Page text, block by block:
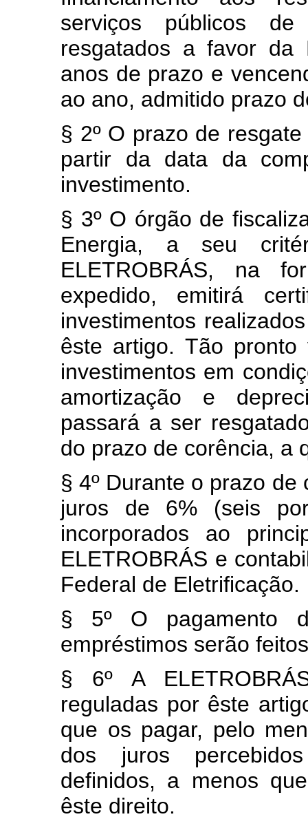
serviços públicos
resgatados a favor da
anos de prazo e
ao ano, admitido prazo
§ 2º O prazo de
partir da data da
investimento.
§ 3º O órgão de
Energia, a seu
ELETROBRÁS, na
expedido, emitirá
investimentos
êste artigo. Tão pronto
investimentos em
amortização e
passará a ser
do prazo de corência, a
§ 4º Durante o prazo
juros de 6% (seis
incorporados ao
ELETROBRÁS e
Federal de Eletrificação.
§ 5º O pagamento
empréstimos serão
§ 6º A
reguladas por êste
que os pagar, pelo
dos juros
definidos, a menos
êste direito.